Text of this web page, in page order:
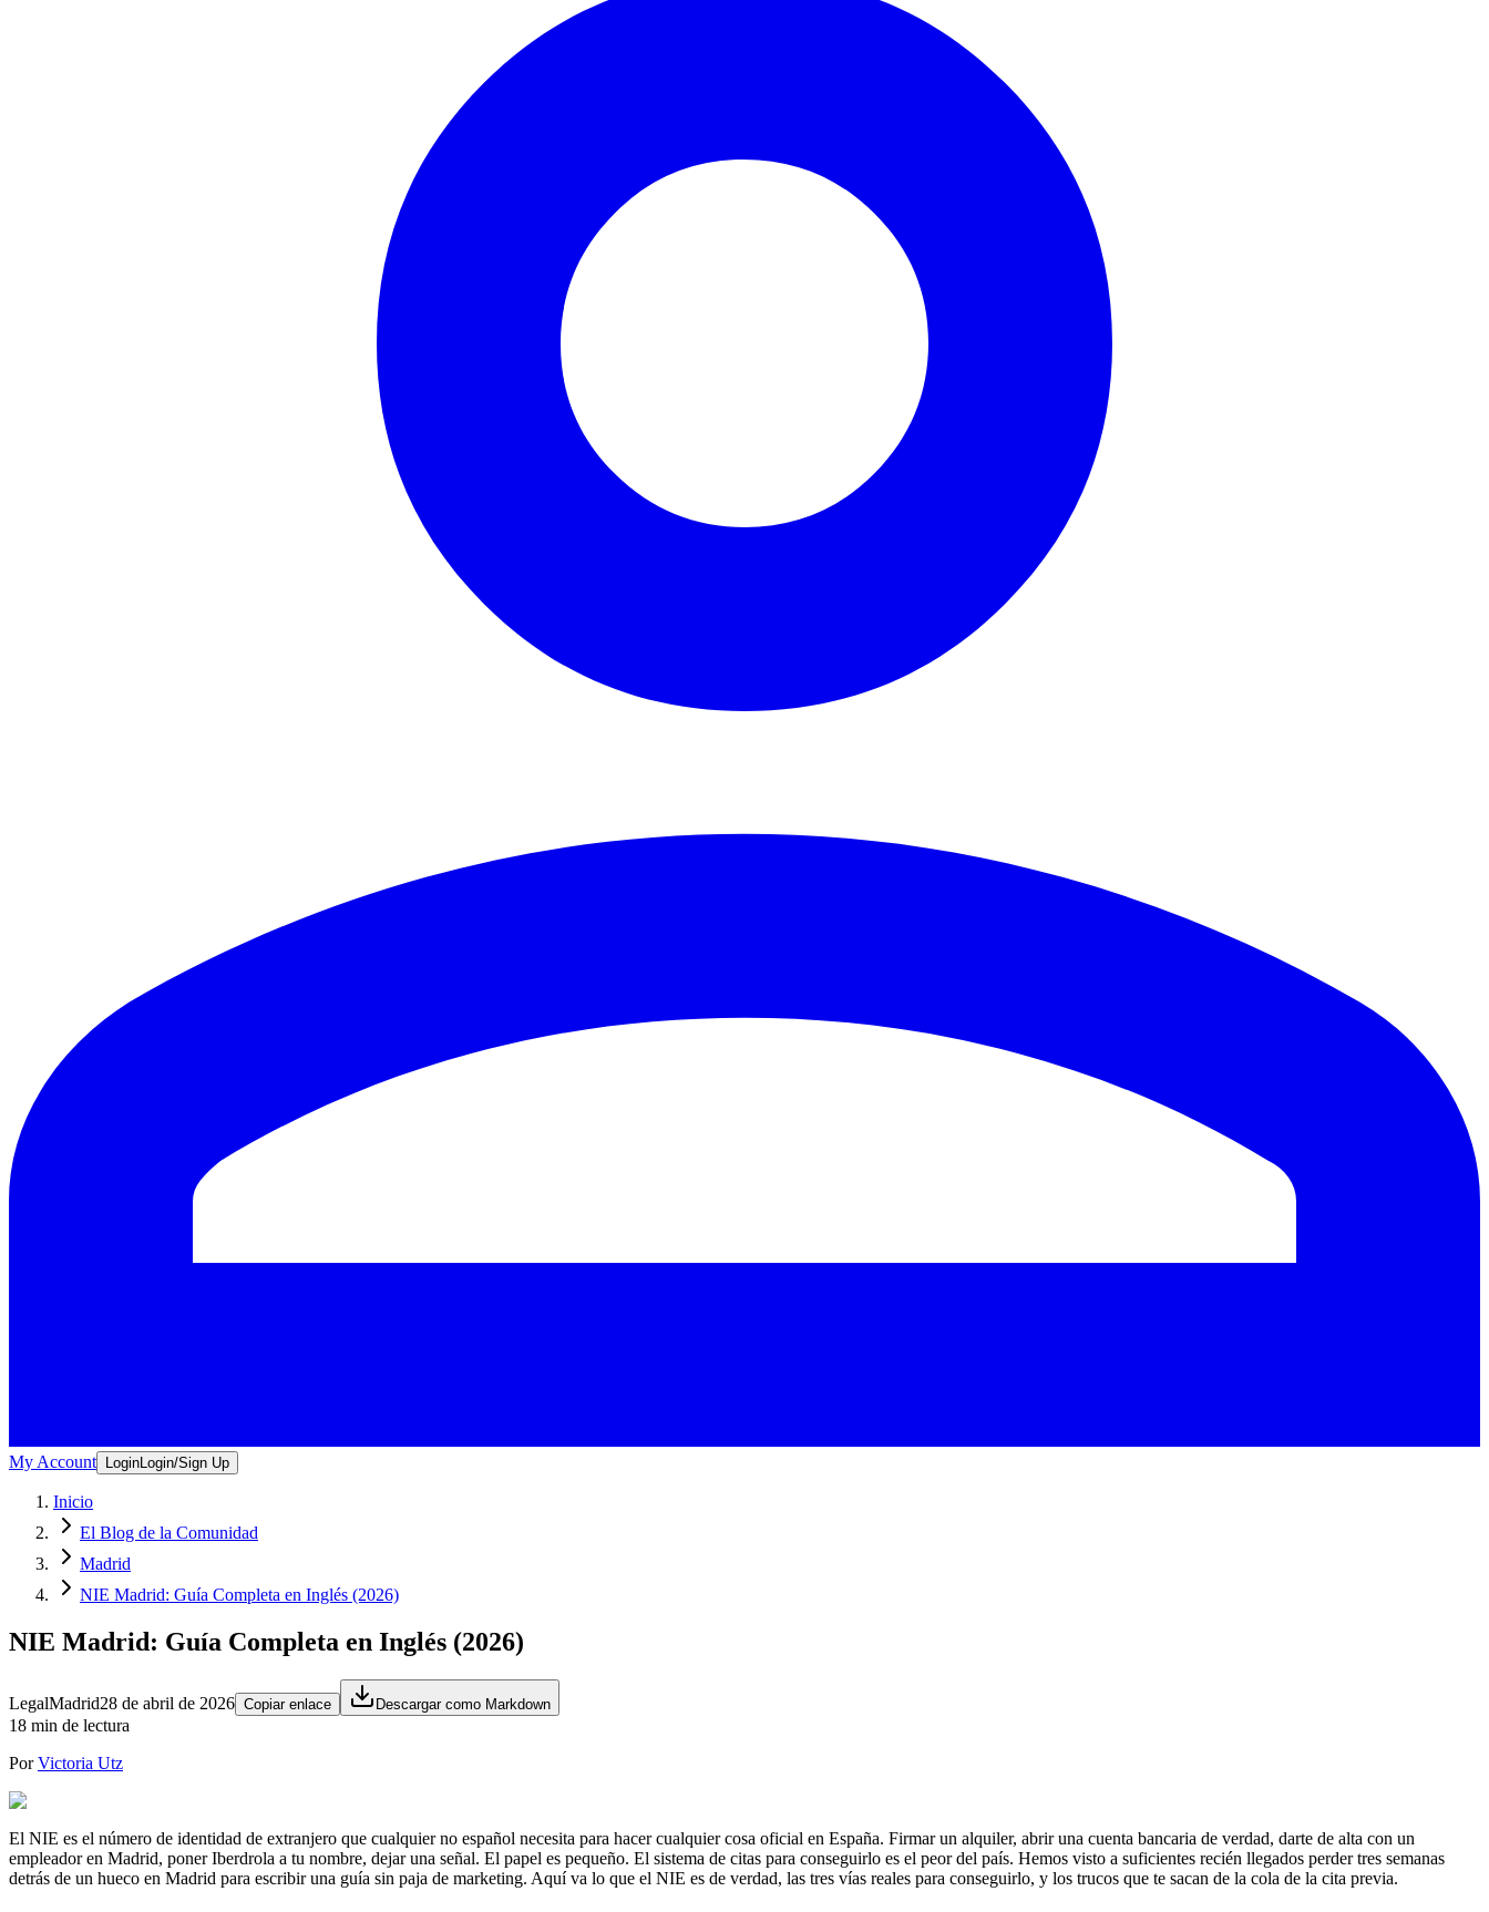
My Account LoginLogin/Sign Up
Inicio
El Blog de la Comunidad
Madrid
NIE Madrid: Guía Completa en Inglés (2026)
NIE Madrid: Guía Completa en Inglés (2026)
LegalMadrid28 de abril de 2026 Copiar enlace Descargar como Markdown
18 min de lectura
Por Victoria Utz
El NIE es el número de identidad de extranjero que cualquier no español necesita para hacer cualquier cosa oficial en España. Firmar un alquiler, abrir una cuenta bancaria de verdad, darte de alta con un
empleador en Madrid, poner Iberdrola a tu nombre, dejar una señal. El papel es pequeño. El sistema de citas para conseguirlo es el peor del país. Hemos visto a suficientes recién llegados perder tres semanas
detrás de un hueco en Madrid para escribir una guía sin paja de marketing. Aquí va lo que el NIE es de verdad, las tres vías reales para conseguirlo, y los trucos que te sacan de la cola de la cita previa.